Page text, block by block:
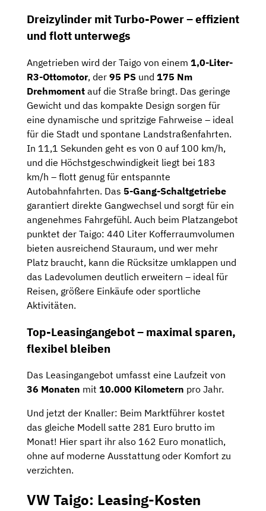
Dreizylinder mit Turbo-Power – effizient
und flott unterwegs
Angetrieben wird der Taigo von einem 1,0-Liter-
R3-Ottomotor, der 95 PS und 175 Nm
Drehmoment auf die Straße bringt. Das geringe
Gewicht und das kompakte Design sorgen für
eine dynamische und spritzige Fahrweise – ideal
für die Stadt und spontane Landstraßenfahrten.
In 11,1 Sekunden geht es von 0 auf 100 km/h,
und die Höchstgeschwindigkeit liegt bei 183
km/h – flott genug für entspannte
Autobahnfahrten. Das 5-Gang-Schaltgetriebe
garantiert direkte Gangwechsel und sorgt für ein
angenehmes Fahrgefühl. Auch beim Platzangebot
punktet der Taigo: 440 Liter Kofferraumvolumen
bieten ausreichend Stauraum, und wer mehr
Platz braucht, kann die Rücksitze umklappen und
das Ladevolumen deutlich erweitern – ideal für
Reisen, größere Einkäufe oder sportliche
Aktivitäten.
Top-Leasingangebot – maximal sparen,
flexibel bleiben
Das Leasingangebot umfasst eine Laufzeit von
36 Monaten mit 10.000 Kilometern pro Jahr.
Und jetzt der Knaller: Beim Marktführer kostet
das gleiche Modell satte 281 Euro brutto im
Monat! Hier spart ihr also 162 Euro monatlich,
ohne auf moderne Ausstattung oder Komfort zu
verzichten.
VW Taigo: Leasing-Kosten